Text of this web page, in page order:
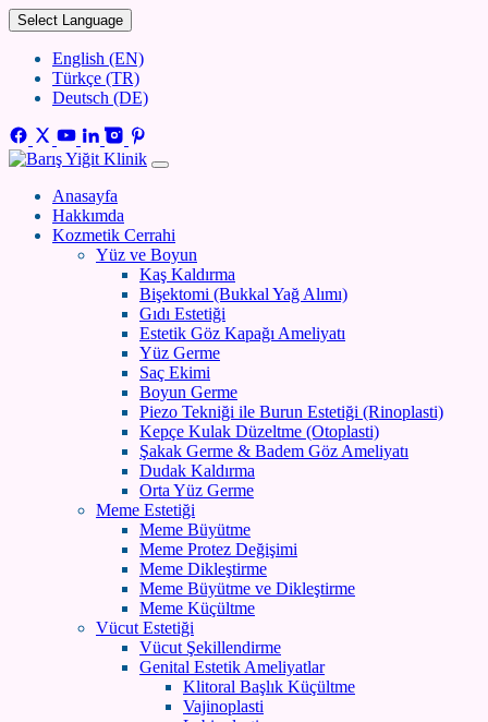
Select Language
English (EN)
Türkçe (TR)
Deutsch (DE)
Anasayfa
Hakkımda
Kozmetik Cerrahi
Yüz ve Boyun
Kaş Kaldırma
Bişektomi (Bukkal Yağ Alımı)
Gıdı Estetiği
Estetik Göz Kapağı Ameliyatı
Yüz Germe
Saç Ekimi
Boyun Germe
Piezo Tekniği ile Burun Estetiği (Rinoplasti)
Kepçe Kulak Düzeltme (Otoplasti)
Şakak Germe & Badem Göz Ameliyatı
Dudak Kaldırma
Orta Yüz Germe
Meme Estetiği
Meme Büyütme
Meme Protez Değişimi
Meme Dikleştirme
Meme Büyütme ve Dikleştirme
Meme Küçültme
Vücut Estetiği
Vücut Şekillendirme
Genital Estetik Ameliyatlar
Klitoral Başlık Küçültme
Vajinoplasti